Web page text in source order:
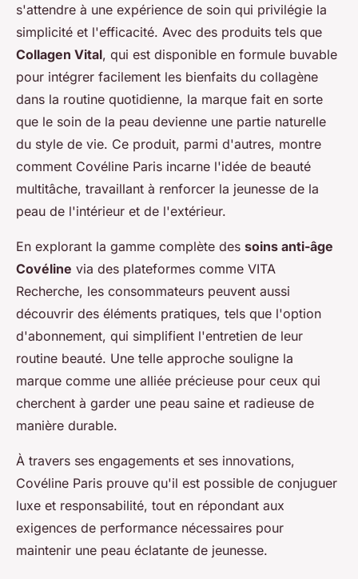
s'attendre à une expérience de soin qui privilégie la
simplicité et l'efficacité. Avec des produits tels que
Collagen Vital, qui est disponible en formule buvable
pour intégrer facilement les bienfaits du collagène
dans la routine quotidienne, la marque fait en sorte
que le soin de la peau devienne une partie naturelle
du style de vie. Ce produit, parmi d'autres, montre
comment Covéline Paris incarne l'idée de beauté
multitâche, travaillant à renforcer la jeunesse de la
peau de l'intérieur et de l'extérieur.
En explorant la gamme complète des soins anti-âge
Covéline via des plateformes comme VITA
Recherche, les consommateurs peuvent aussi
découvrir des éléments pratiques, tels que l'option
d'abonnement, qui simplifient l'entretien de leur
routine beauté. Une telle approche souligne la
marque comme une alliée précieuse pour ceux qui
cherchent à garder une peau saine et radieuse de
manière durable.
À travers ses engagements et ses innovations,
Covéline Paris prouve qu'il est possible de conjuguer
luxe et responsabilité, tout en répondant aux
exigences de performance nécessaires pour
maintenir une peau éclatante de jeunesse.